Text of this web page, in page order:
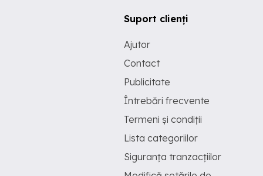
Suport clienți
Ajutor
Contact
Publicitate
Întrebări frecvente
Termeni și condiții
Lista categoriilor
Siguranța tranzacțiilor